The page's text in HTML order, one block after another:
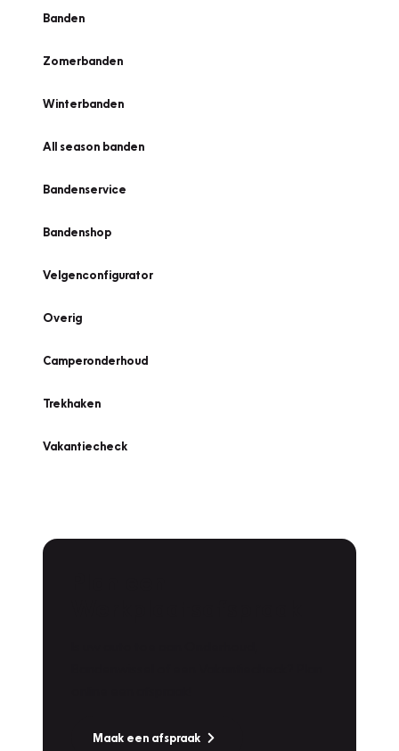
Banden
Zomerbanden
Winterbanden
All season banden
Bandenservice
Bandenshop
Velgenconfigurator
Overig
Camperonderhoud
Trekhaken
Vakantiecheck
Maak een afspraak